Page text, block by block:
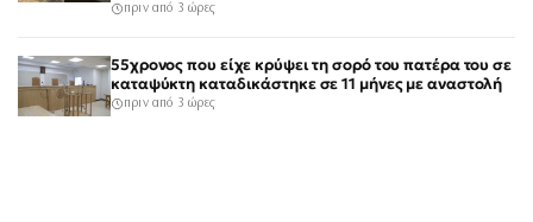
πριν από 3 ώρες
55χρονος που είχε κρύψει τη σορό του πατέρα του σε
καταψύκτη καταδικάστηκε σε 11 μήνες με αναστολή
πριν από 3 ώρες